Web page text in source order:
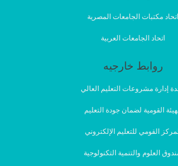
اتحاد مكتبات الجامعات المصرية
اتحاد الجامعات العربية
روابط خارجيه
إدارة مشروعات التعليم العالي
القومية لضمان جودة التعليم
القومي للتعليم الإلكتروني
العلوم والتنمية التكنولوجية